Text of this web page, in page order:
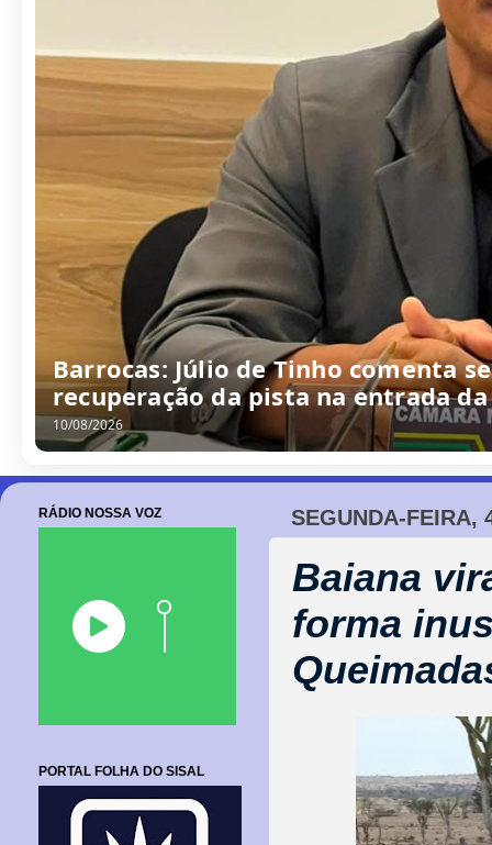
Barrocas: Júlio de Tinho comenta
recuperação da pista na entrada
10/08/2026
SEGUNDA-FEIRA,
Baiana
forma
RÁDIO NOSSA VOZ
PORTAL FOLHA DO SISAL